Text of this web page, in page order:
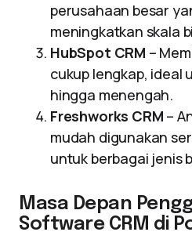
perusahaan besar
meningkatkan skala
HubSpot CRM –
cukup lengkap, ideal
hingga menengah.
Freshworks CRM –
mudah digunakan
untuk berbagai jenis
Masa Depan
Software CRM di